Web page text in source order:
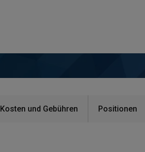
Kosten und Gebühren Positionen